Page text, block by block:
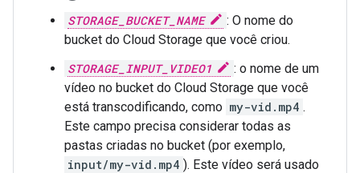
STORAGE_BUCKET_NAME
: O nome do
bucket do Cloud Storage que você criou.
STORAGE_INPUT_VIDEO1
: o nome de um
vídeo no bucket do Cloud Storage que você
está transcodificando, como my-vid.mp4 .
Este campo precisa considerar todas as
pastas criadas no bucket (por exemplo,
input/my-vid.mp4 ). Este vídeo será usado